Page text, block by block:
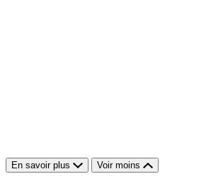
En savoir plus Voir moins